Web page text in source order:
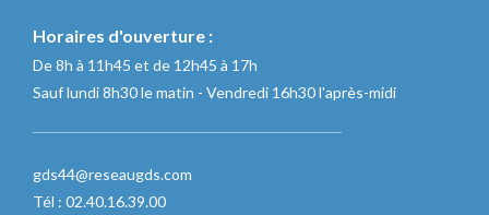
Horaires d'ouverture :
De 8h à 11h45 et de 12h45 à 17h
Sauf lundi 8h30 le matin - Vendredi 16h30 l'après-midi
gds44@reseaugds.com
Tél : 02.40.16.39.00